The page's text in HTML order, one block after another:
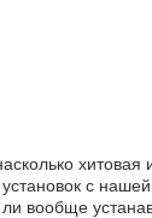
хитовая
с
вообще